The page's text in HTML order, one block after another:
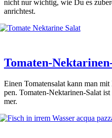
nicht nur wich­tig, wie Du es
anrich­test.
Tomaten-
Einen Toma­ten­sa­lat kann man
pen. Toma­ten-Nek­ta­ri­nen-Salat
mer.